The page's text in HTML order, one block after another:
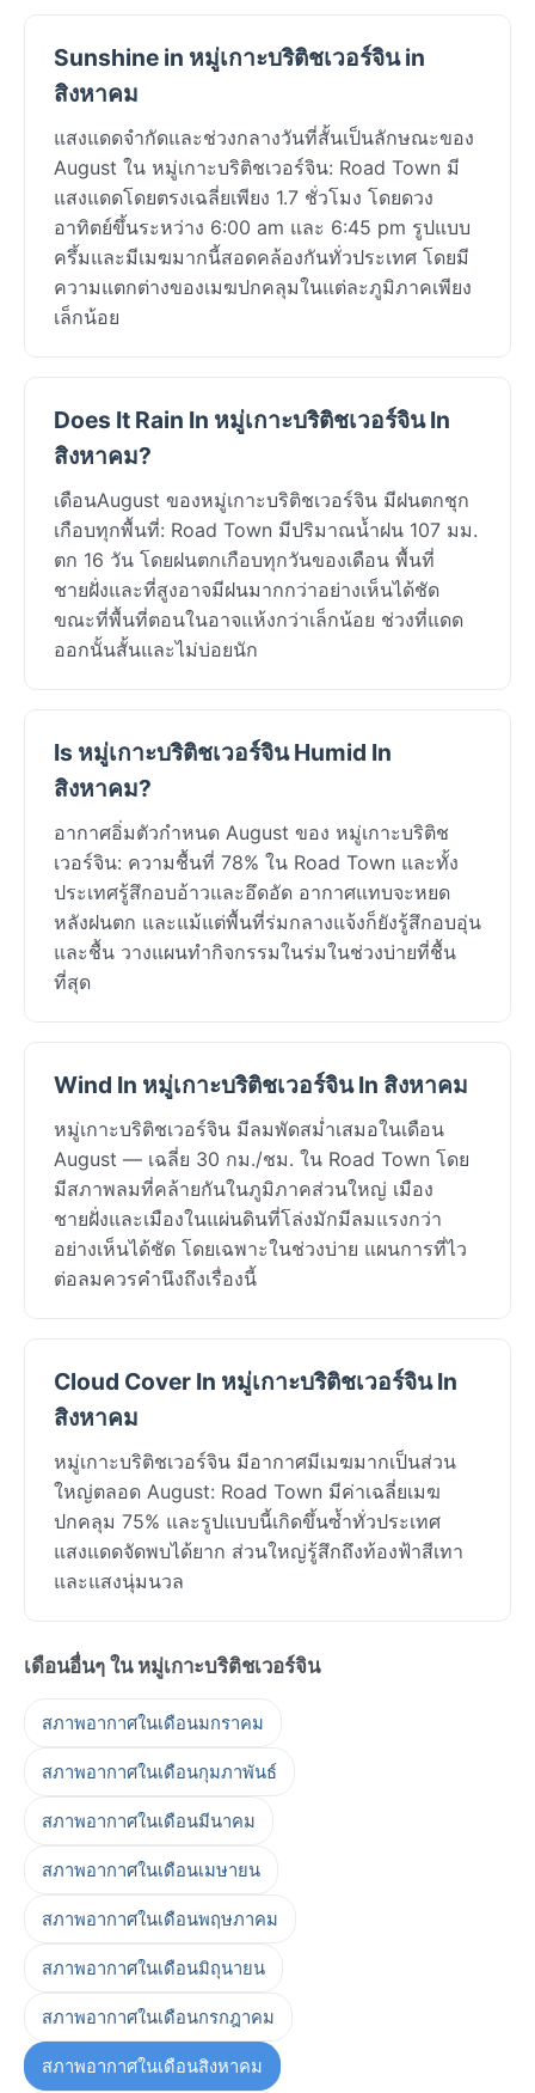
Sunshine in หมู่เกาะบริติชเวอร์จิน in
สิงหาคม
แสงแดดจำกัดและช่วงกลางวันที่สั้นเป็นลักษณะของ
August ใน หมู่เกาะบริติชเวอร์จิน: Road Town มี
แสงแดดโดยตรงเฉลี่ยเพียง 1.7 ชั่วโมง โดยดวง
อาทิตย์ขึ้นระหว่าง 6:00 am และ 6:45 pm รูปแบบ
ครึ้มและมีเมฆมากนี้สอดคล้องกันทั่วประเทศ โดยมี
ความแตกต่างของเมฆปกคลุมในแต่ละภูมิภาคเพียง
เล็กน้อย
Does It Rain In หมู่เกาะบริติชเวอร์จิน In
สิงหาคม?
เดือนAugust ของหมู่เกาะบริติชเวอร์จิน มีฝนตกชุก
เกือบทุกพื้นที่: Road Town มีปริมาณน้ำฝน 107 มม.
ตก 16 วัน โดยฝนตกเกือบทุกวันของเดือน พื้นที่
ชายฝั่งและที่สูงอาจมีฝนมากกว่าอย่างเห็นได้ชัด
ขณะที่พื้นที่ตอนในอาจแห้งกว่าเล็กน้อย ช่วงที่แดด
ออกนั้นสั้นและไม่บ่อยนัก
Is หมู่เกาะบริติชเวอร์จิน Humid In
สิงหาคม?
อากาศอิ่มตัวกำหนด August ของ หมู่เกาะบริติช
เวอร์จิน: ความชื้นที่ 78% ใน Road Town และทั้ง
ประเทศรู้สึกอบอ้าวและอึดอัด อากาศแทบจะหยด
หลังฝนตก และแม้แต่พื้นที่ร่มกลางแจ้งก็ยังรู้สึกอบอุ่น
และชื้น วางแผนทำกิจกรรมในร่มในช่วงบ่ายที่ชื้น
ที่สุด
Wind In หมู่เกาะบริติชเวอร์จิน In สิงหาคม
หมู่เกาะบริติชเวอร์จิน มีลมพัดสม่ำเสมอในเดือน
August — เฉลี่ย 30 กม./ชม. ใน Road Town โดย
มีสภาพลมที่คล้ายกันในภูมิภาคส่วนใหญ่ เมือง
ชายฝั่งและเมืองในแผ่นดินที่โล่งมักมีลมแรงกว่า
อย่างเห็นได้ชัด โดยเฉพาะในช่วงบ่าย แผนการที่ไว
ต่อลมควรคำนึงถึงเรื่องนี้
Cloud Cover In หมู่เกาะบริติชเวอร์จิน In
สิงหาคม
หมู่เกาะบริติชเวอร์จิน มีอากาศมีเมฆมากเป็นส่วน
ใหญ่ตลอด August: Road Town มีค่าเฉลี่ยเมฆ
ปกคลุม 75% และรูปแบบนี้เกิดขึ้นซ้ำทั่วประเทศ
แสงแดดจัดพบได้ยาก ส่วนใหญ่รู้สึกถึงท้องฟ้าสีเทา
และแสงนุ่มนวล
เดือนอื่นๆ ใน หมู่เกาะบริติชเวอร์จิน
สภาพอากาศในเดือนมกราคม
สภาพอากาศในเดือนกุมภาพันธ์
สภาพอากาศในเดือนมีนาคม
สภาพอากาศในเดือนเมษายน
สภาพอากาศในเดือนพฤษภาคม
สภาพอากาศในเดือนมิถุนายน
สภาพอากาศในเดือนกรกฎาคม
สภาพอากาศในเดือนสิงหาคม